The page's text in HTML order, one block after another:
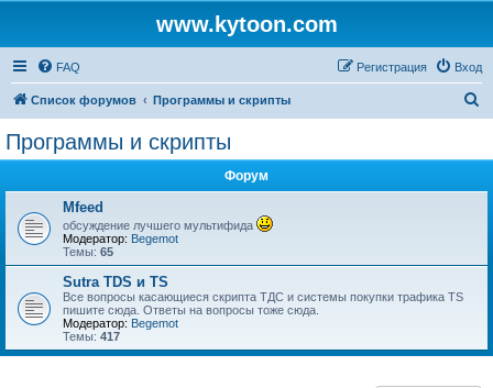
www.kytoon.com
FAQ Вход
Регистрация
Список форумов Программы и скрипты
Программы и скрипты
Форум
Mfeed
обсуждение лучшего мультифида
Модератор: Begemot
Темы: 65
Sutra TDS и TS
Все вопросы касающиеся скрипта ТДС и системы покупки трафика TS
пишите сюда. Ответы на вопросы тоже сюда.
Модератор: Begemot
Темы: 417